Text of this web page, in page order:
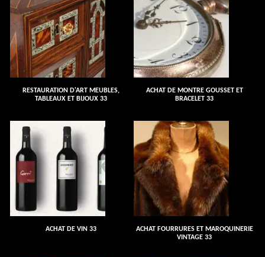
RESTAURATION D'ART MEUBLES,
TABLEAUX ET BIJOUX 33
ACHAT DE MONTRE GOUSSET ET
BRACELET 33
ACHAT DE VIN 33
ACHAT FOURRURES ET MAROQUINERIE
VINTAGE 33